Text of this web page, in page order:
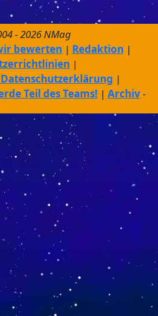
- 2026 NMag
bewerten
Redaktion
Teil des Teams! Archiv